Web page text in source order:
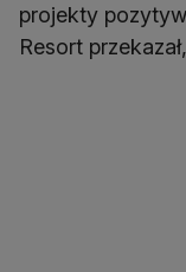
projekty
Resort